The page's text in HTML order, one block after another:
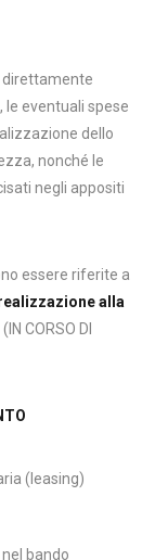
direttamente
eventuali spese
dello
nonché le
negli appositi
essere riferite a
alla
CORSO DI
(leasing)
bando